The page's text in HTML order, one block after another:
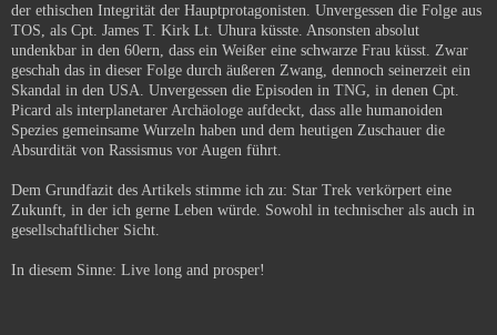
der ethischen Integrität der Hauptprotagonisten. Unvergessen die Folge aus
TOS, als Cpt. James T. Kirk Lt. Uhura küsste. Ansonsten absolut
undenkbar in den 60ern, dass ein Weißer eine schwarze Frau küsst. Zwar
geschah das in dieser Folge durch äußeren Zwang, dennoch seinerzeit ein
Skandal in den USA. Unvergessen die Episoden in TNG, in denen Cpt.
Picard als interplanetarer Archäologe aufdeckt, dass alle humanoiden
Spezies gemeinsame Wurzeln haben und dem heutigen Zuschauer die
Absurdität von Rassismus vor Augen führt.
Dem Grundfazit des Artikels stimme ich zu: Star Trek verkörpert eine
Zukunft, in der ich gerne Leben würde. Sowohl in technischer als auch in
gesellschaftlicher Sicht.
In diesem Sinne: Live long and prosper!